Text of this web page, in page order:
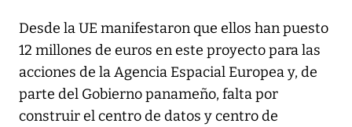
Desde la UE manifestaron que ellos han puesto
12 millones de euros en este proyecto para las
acciones de la Agencia Espacial Europea y, de
parte del Gobierno panameño, falta por
construir el centro de datos y centro de